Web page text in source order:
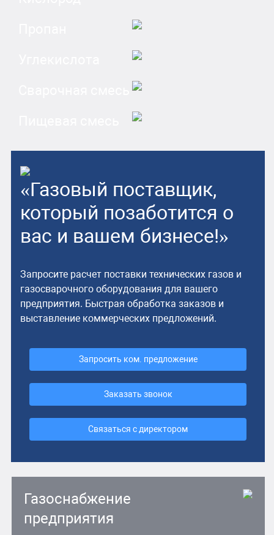
«Газовый поставщик,
который позаботится о
вас и вашем бизнесе!»
Запросите расчет поставки технических газов и
газосварочного оборудования для вашего
предприятия. Быстрая обработка заказов и
выставление коммерческих предложений.
Запросить ком. предложение
Заказать звонок
Связаться с директором
Газоснабжение
предприятия